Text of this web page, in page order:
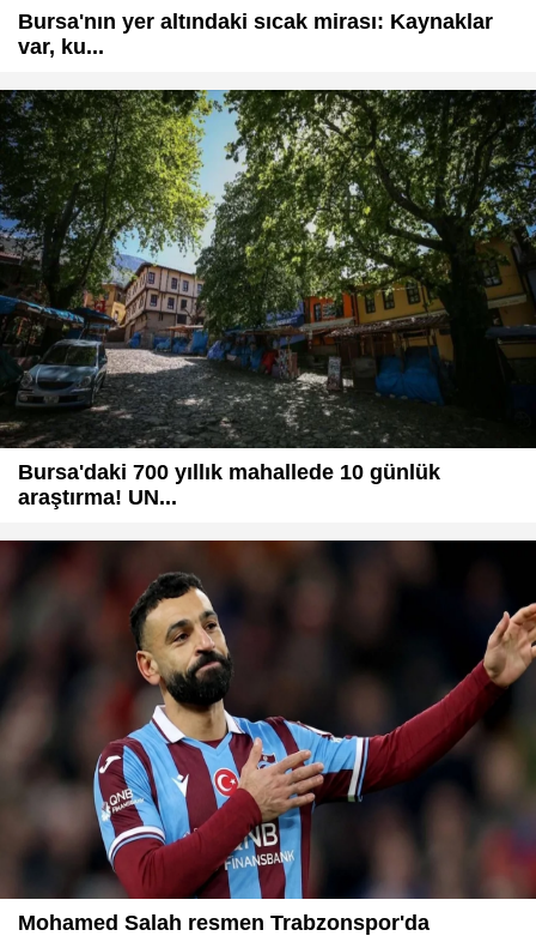
Bursa'nın yer altındaki sıcak mirası: Kaynaklar
var, ku...
Bursa'daki 700 yıllık mahallede 10 günlük
araştırma! UN...
Mohamed Salah resmen Trabzonspor'da